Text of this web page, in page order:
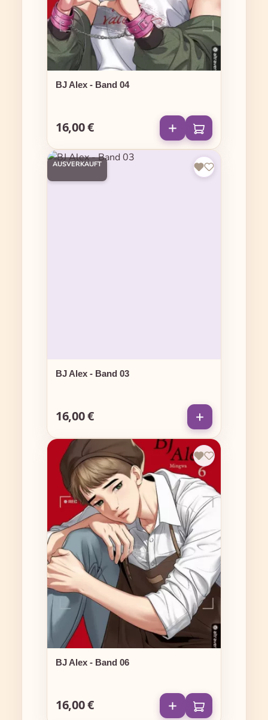
BJ Alex - Band 04
Regulärer Preis:
16,00 €
AUSVERKAUFT
BJ Alex - Band 03
Regulärer Preis:
16,00 €
BJ Alex - Band 06
Regulärer Preis:
16,00 €